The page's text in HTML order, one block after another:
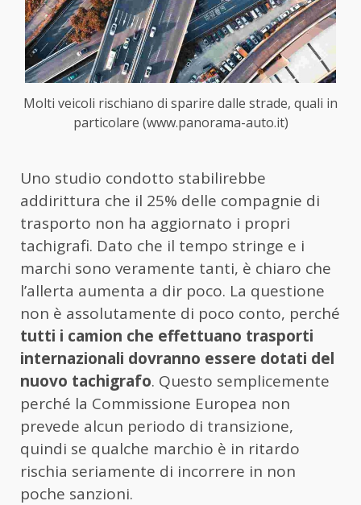
Molti veicoli rischiano di sparire dalle strade, quali in
particolare (www.panorama-auto.it)
Uno studio condotto stabilirebbe
addirittura che il 25% delle compagnie di
trasporto non ha aggiornato i propri
tachigrafi. Dato che il tempo stringe e i
marchi sono veramente tanti, è chiaro che
l’allerta aumenta a dir poco. La questione
non è assolutamente di poco conto, perché
tutti i camion che effettuano trasporti
internazionali dovranno essere dotati del
nuovo tachigrafo. Questo semplicemente
perché la Commissione Europea non
prevede alcun periodo di transizione,
quindi se qualche marchio è in ritardo
rischia seriamente di incorrere in non
poche sanzioni.